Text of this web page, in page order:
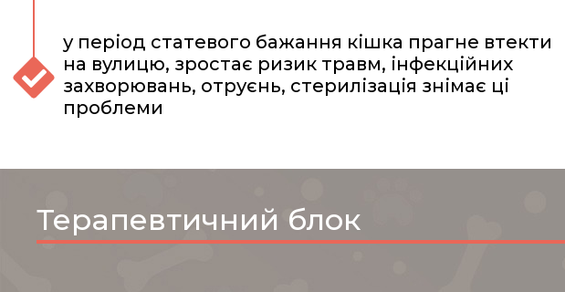
у період статевого бажання кішка прагне втекти
на вулицю, зростає ризик травм, інфекційних
захворювань, отруєнь, стерилізація знімає ці
проблеми
Терапевтичний блок